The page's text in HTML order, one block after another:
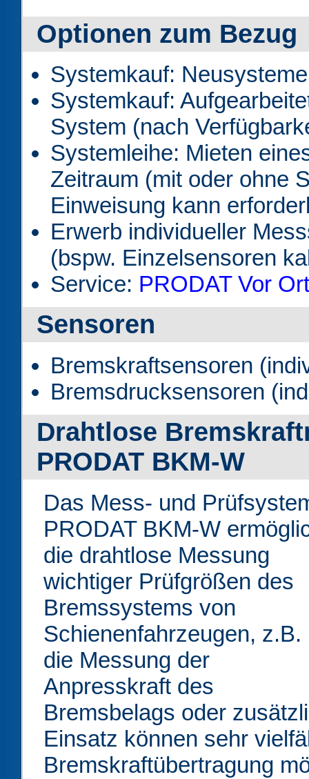
Optionen zum Bezug
Systemkauf: Neusysteme
Systemkauf:
System (nach
Systemleihe: Mieten
Zeitraum (mit oder ohne
Einweisung kann
Erwerb individueller
(bspw. Einzelsensoren
Service: PRODAT Vor
Sensoren
Bremskraftsensoren
Bremsdrucksensoren
Drahtlose
PRODAT BKM-W
Das Mess- und
PRODAT BKM-W
die drahtlose Messung
wichtiger Prüfgrößen des
Bremssystems von
Schienenfahrzeugen, z.B.
die Messung der
Anpresskraft des
Bremsbelags oder
Einsatz können sehr
Bremskraftübertragung